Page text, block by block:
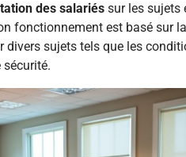
des salariés sur les sujets
fonctionnement est basé sur
divers sujets tels que les
sécurité.